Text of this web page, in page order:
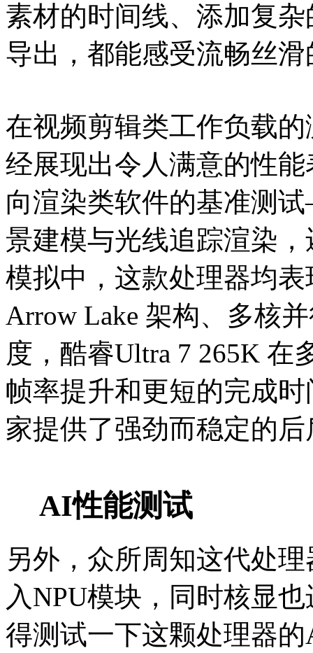
素材的时间线、添加复
导出，都能感受流畅丝
在视频剪辑类工作负载
经展现出令人满意的性
向渲染类软件的基准测
景建模与光线追踪渲染
模拟中，这款处理器均
Arrow Lake 架构、多核
度，酷睿Ultra 7 265K 在
帧率提升和更短的完成
家提供了强劲而稳定的后
AI性能测试
另外，众所周知这代处
入NPU模块，同时核显
得测试一下这颗处理器